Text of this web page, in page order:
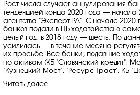
Рост числа случаев аннулирования
тенденцией конца 2020 года — начала
агентства "Эксперт РА". С начала
банков подали в ЦБ ходатайства о
целый год, в 2018 году — шесть. По
усилилась — в течение месяца
их просьбе. Все банки, подавшие
по активам (КБ "Славянский кредит",
"Кузнецкий Мост", "Ресурс-Траст", КБ
Читать далее